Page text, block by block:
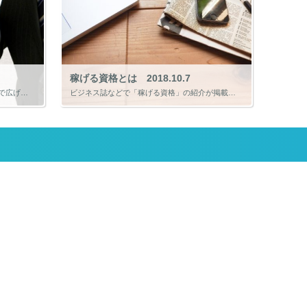
なぜ学びの大切さを協会を立ち上げてまで広げようとしているのか。そのきっかけは15年ほど前の話になります。 ちょうど今の仕事に転職し、経営者の相談を少しずつ受けるようになっていました。私の職場には内部資格（組織の中でしか通 […]
稼げる資格とは 2018.10.7
ビジネス誌などで「稼げる資格」の紹介が掲載されていることがあります。見出しとしてはそうするしかないと思いますが、厳密に言えば「稼げる可能性がある資格」であると私は思います。 稼げる資格として、税理士や社会保険労務士といっ […]